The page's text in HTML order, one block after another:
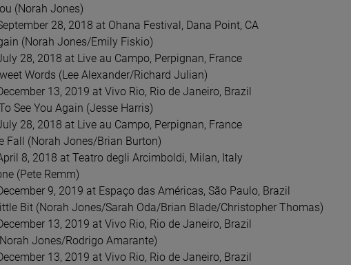
SEEM PRETTY
(‘HOPE LIKE
GRANDE, ARIANA - PETAL (PEARLY
WHITE VINYL)
LP
124,09 zł 145,99 zł
POWIADOM O
(Norah Jones)
28, 2018 at Ohana Festival, Dana Point, CA
(Norah Jones/Emily Fiskio)
28, 2018 at Live au Campo, Perpignan, France
Words (Lee Alexander/Richard Julian)
13, 2019 at Vivo Rio, Rio de Janeiro, Brazil
See You Again (Jesse Harris)
28, 2018 at Live au Campo, Perpignan, France
Fall (Norah Jones/Brian Burton)
8, 2018 at Teatro degli Arcimboldi, Milan, Italy
(Pete Remm)
9, 2019 at Espaço das Américas, São Paulo, Brazil
Bit (Norah Jones/Sarah Oda/Brian Blade/Christopher Thomas)
13, 2019 at Vivo Rio, Rio de Janeiro, Brazil
Jones/Rodrigo Amarante)
13, 2019 at Vivo Rio, Rio de Janeiro, Brazil